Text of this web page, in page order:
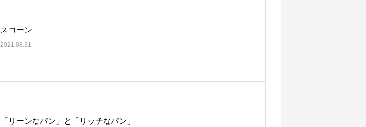
スコーン
2021.08.31
「リーンなパン」と「リッチなパン」